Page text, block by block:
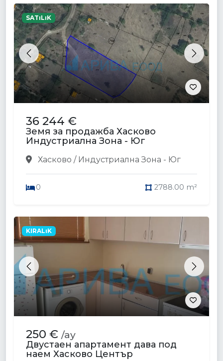
Previous Next
SATıLıK
36 244 €
Земя за продажба Хасково
Индустриална Зона - Юг
Хасково / Индустриална Зона - Юг
0 2788.00 m²
Previous Next
KIRALıK
250 € /ay
Двустаен апартамент дава под
наем Хасково Център